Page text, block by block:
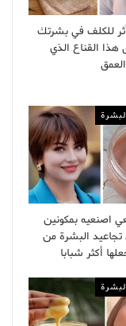
للكلف في بشرتك
هذا القناع الذي
اصنعيه بمكونين
البشرة من
أكثر شبابا